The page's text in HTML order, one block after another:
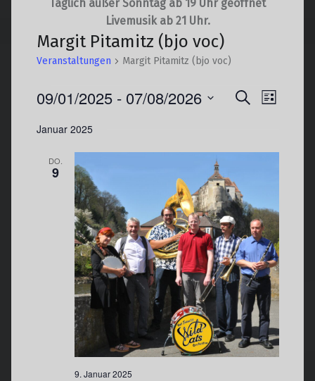
Täglich außer Sonntag ab 19 Uhr geöffnet
Livemusik ab 21 Uhr.
Margit Pitamitz (bjo voc)
Veranstaltungen Margit Pitamitz (bjo voc)
V
a
s
t
a
l
t
u
n
g
e
n
SucheV
a
l
t
u
n
g
A
n
s
Liste
09/01/2025 - 07/08/2026
wählen.
Januar 2025
DO.
9
9. Januar 2025